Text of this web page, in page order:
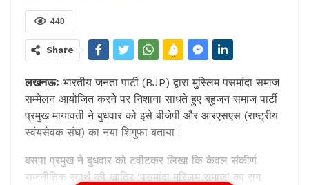
440
Share
लखनऊः भारतीय जनता पार्टी (BJP) द्वारा मुस्लिम पसमांदा समाज
सम्मेलन आयोजित करने पर निशाना साधते हुए बहुजन समाज पार्टी
प्रमुख मायावती ने बुधवार को इसे बीजेपी और आरएसएस (राष्ट्रीय
स्वंयसेवक संघ) का नया शिगुफा बताया।
बसपा प्रमुख ने बुधवार को ट्वीटकर लिखा कि केवल संकीर्ण
राजनीतिक स्वार्थ की खातिर ‘पसमांदा मुस्लिम समाज’ का राग